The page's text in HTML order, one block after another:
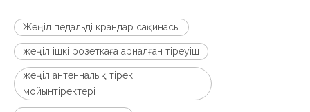
Жеңіл педальді крандар сақинасы
жеңіл ішкі розеткаға арналған тіреуіш
жеңіл антенналық тірек
мойынтіректері